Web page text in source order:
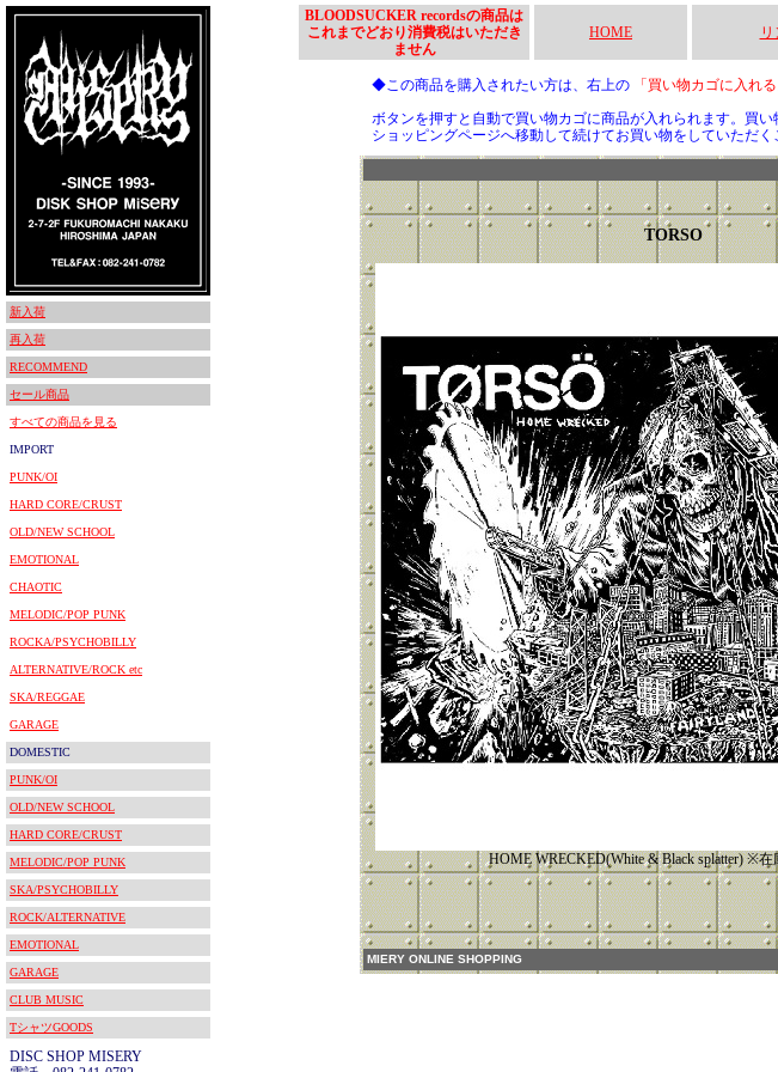
新入荷
再入荷
RECOMMEND
セール商品
すべての商品を見る
IMPORT
PUNK/OI
HARD CORE/CRUST
OLD/NEW SCHOOL
EMOTIONAL
CHAOTIC
MELODIC/POP PUNK
ROCKA/PSYCHOBILLY
ALTERNATIVE/ROCK etc
SKA/REGGAE
GARAGE
DOMESTIC
PUNK/OI
OLD/NEW SCHOOL
HARD CORE/CRUST
MELODIC/POP PUNK
SKA/PSYCHOBILLY
ROCK/ALTERNATIVE
EMOTIONAL
GARAGE
CLUB MUSIC
TシャツGOODS
DISC SHOP MISERY
BLOODSUCKER recordsの商品は
これまでどおり消費税はいただき
ません
HOME リ
◆この商品を購入されたい方は、右上の 「買い物カゴに入れる
ボタンを押すと自動で買い物カゴに商品が入れられます。買
ショッピングページへ移動して続けてお買い物をしていただく
TORSO
HOME WRECKED(White & Black splatter) ※
MIERY ONLINE SHOPPING